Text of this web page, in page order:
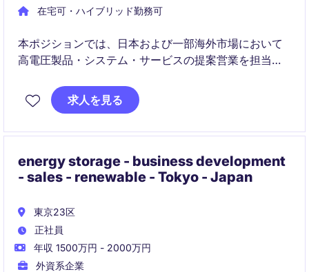
在宅可・ハイブリッド勤務可
本ポジションでは、日本および一部海外市場において
高電圧製品・システム・サービスの提案営業を担当し
最適なソリューションを提供することで、電力網の信
頼性向上と脱炭素化に貢献します
求人を見る
energy storage - business development
- sales - renewable - Tokyo - Japan
東京23区
正社員
年収 1500万円 - 2000万円
外資系企業